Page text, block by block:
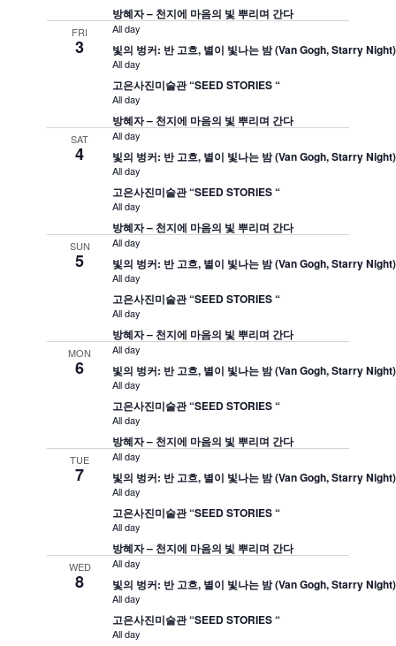
방혜자 – 천지에 마음의 빛 뿌리며 간다
FRI
3
All day
빛의 벙커: 반 고흐, 별이 빛나는 밤 (Van Gogh, Starry Night)
All day
고은사진미술관 “SEED STORIES “
All day
방혜자 – 천지에 마음의 빛 뿌리며 간다
SAT
4
All day
빛의 벙커: 반 고흐, 별이 빛나는 밤 (Van Gogh, Starry Night)
All day
고은사진미술관 “SEED STORIES “
All day
방혜자 – 천지에 마음의 빛 뿌리며 간다
SUN
5
All day
빛의 벙커: 반 고흐, 별이 빛나는 밤 (Van Gogh, Starry Night)
All day
고은사진미술관 “SEED STORIES “
All day
방혜자 – 천지에 마음의 빛 뿌리며 간다
MON
6
All day
빛의 벙커: 반 고흐, 별이 빛나는 밤 (Van Gogh, Starry Night)
All day
고은사진미술관 “SEED STORIES “
All day
방혜자 – 천지에 마음의 빛 뿌리며 간다
TUE
7
All day
빛의 벙커: 반 고흐, 별이 빛나는 밤 (Van Gogh, Starry Night)
All day
고은사진미술관 “SEED STORIES “
All day
방혜자 – 천지에 마음의 빛 뿌리며 간다
WED
8
All day
빛의 벙커: 반 고흐, 별이 빛나는 밤 (Van Gogh, Starry Night)
All day
고은사진미술관 “SEED STORIES “
All day